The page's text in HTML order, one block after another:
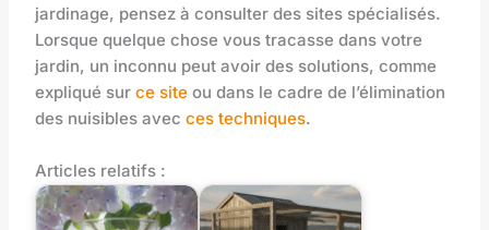
jardinage, pensez à consulter des sites spécialisés.
Lorsque quelque chose vous tracasse dans votre
jardin, un inconnu peut avoir des solutions, comme
expliqué surce site ou dans le cadre de l’élimination
des nuisibles avecces techniques.
Articles relatifs :